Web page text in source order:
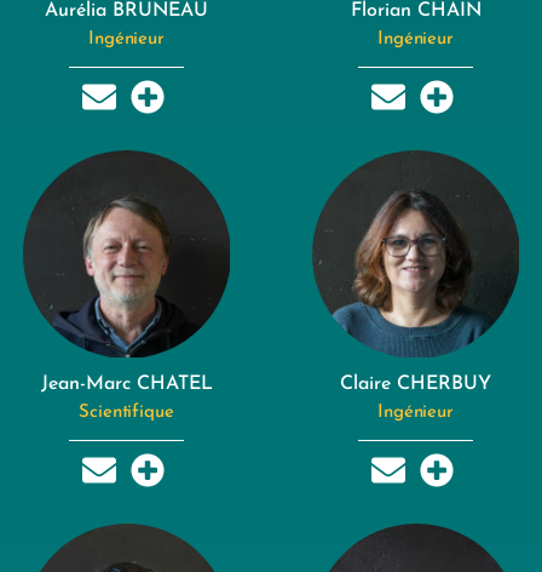
Aurélia BRUNEAU
Ingénieur
Florian CHAIN
Ingénieur
Jean-Marc CHATEL
Scientifique
Claire CHERBUY
Ingénieur